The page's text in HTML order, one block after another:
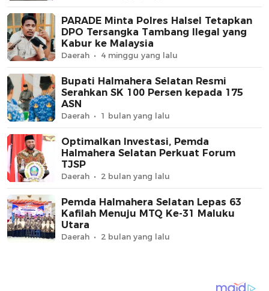
PARADE Minta Polres Halsel Tetapkan
DPO Tersangka Tambang Ilegal yang
Kabur ke Malaysia
Daerah 4 minggu yang lalu
Bupati Halmahera Selatan Resmi
Serahkan SK 100 Persen kepada 175
ASN
Daerah 1 bulan yang lalu
Optimalkan Investasi, Pemda
Halmahera Selatan Perkuat Forum
TJSP
Daerah 2 bulan yang lalu
Pemda Halmahera Selatan Lepas 63
Kafilah Menuju MTQ Ke-31 Maluku
Utara
Daerah 2 bulan yang lalu